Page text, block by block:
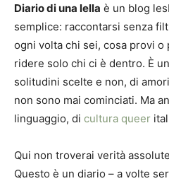
Diario di una lella è un blog
semplice: raccontarsi senza
ogni volta chi sei, cosa provi
ridere solo chi ci è dentro. È
solitudini scelte e non, di
non sono mai cominciati. Ma
linguaggio, di cultura queer
Qui non troverai verità
Questo è un diario – a volte